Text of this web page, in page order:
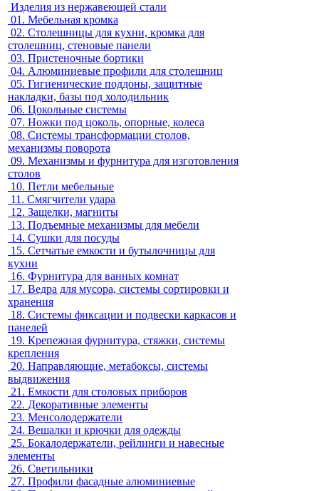
Изделия из нержавеющей стали
01. Мебельная кромка
02. Столешницы для кухни, кромка для
столешниц, стеновые панели
03. Пристеночные бортики
04. Алюминиевые профили для столешниц
05. Гигиенические поддоны, защитные
накладки, базы под холодильник
06. Цокольные системы
07. Ножки под цоколь, опорные, колеса
08. Системы трансформации столов,
механизмы поворота
09. Механизмы и фурнитура для изготовления
столов
10. Петли мебельные
11. Смягчители удара
12. Защелки, магниты
13. Подъемные механизмы для мебели
14. Сушки для посуды
15. Сетчатые емкости и бутылочницы для
кухни
16. Фурнитура для ванных комнат
17. Ведра для мусора, системы сортировки и
хранения
18. Системы фиксации и подвески каркасов и
панелей
19. Крепежная фурнитура, стяжки, системы
крепления
20. Направляющие, метабоксы, системы
выдвижения
21. Емкости для столовых приборов
22. Декоративные элементы
23. Менсолодержатели
24. Вешалки и крючки для одежды
25. Бокалодержатели, рейлинги и навесные
элементы
26. Светильники
27. Профили фасадные алюминиевые